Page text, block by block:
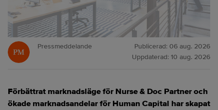
Pressmeddelande Publicerad: 06 aug. 2026
Uppdaterad: 10 aug. 2026
Förbättrat marknadsläge för Nurse & Doc Partner och
ökade marknadsandelar för Human Capital har skapat